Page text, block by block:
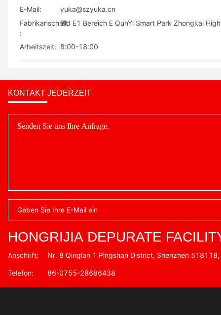
E-Mail:
yuka@szyuka.cn
Fabrikanschrift
:
Bld E1 Bereich E QunYi Smart Park Zhongkai
Arbeitszeit: 8:00-18:00
KONTAKT JEDERZEIT
HONGRIJIA DEPURATE
Anschrift: Nr. 8 Qinglan 1 Pingshan District, Shenzhen 518118,
Telefon: 86-0755-28686438